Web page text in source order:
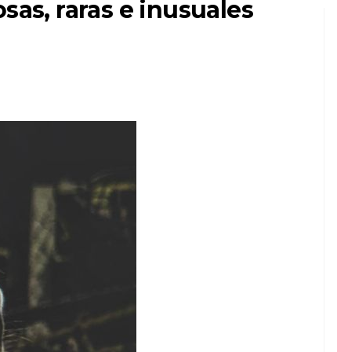
raras e inusuales
de mi perro están